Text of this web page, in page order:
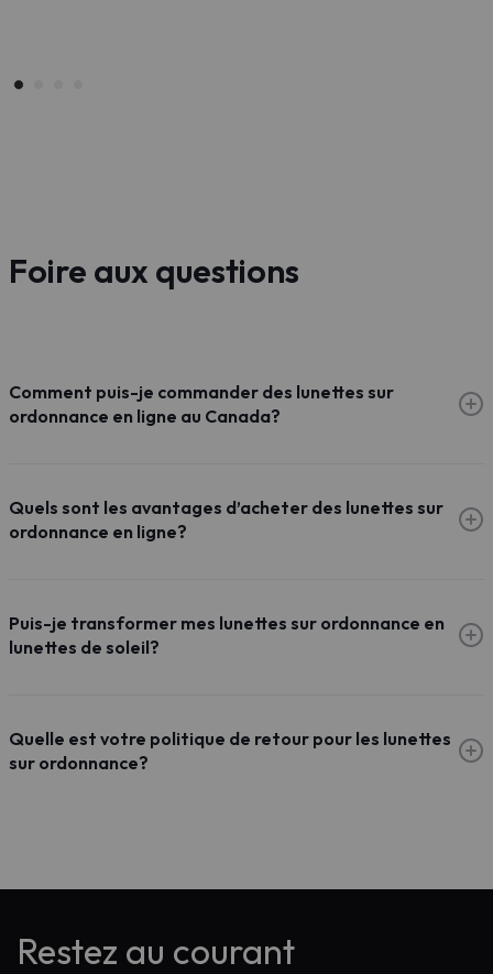
Foire aux questions
Comment puis-je commander des lunettes sur
ordonnance en ligne au Canada?
Quels sont les avantages d’acheter des lunettes sur
ordonnance en ligne?
Puis-je transformer mes lunettes sur ordonnance en
lunettes de soleil?
Quelle est votre politique de retour pour les lunettes
sur ordonnance?
Restez au courant